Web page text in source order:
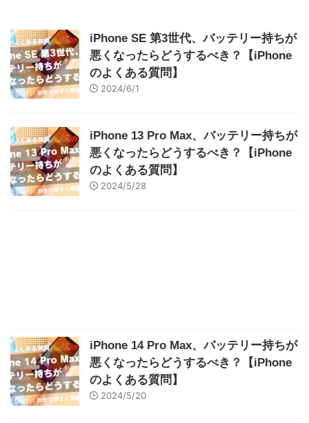
iPhone SE 第3世代、バッテリー持ちが
悪くなったらどうするべき？【iPhone
のよくある質問】
2024/6/1
iPhone 13 Pro Max、バッテリー持ちが
悪くなったらどうするべき？【iPhone
のよくある質問】
2024/5/28
iPhone 14 Pro Max、バッテリー持ちが
悪くなったらどうするべき？【iPhone
のよくある質問】
2024/5/20